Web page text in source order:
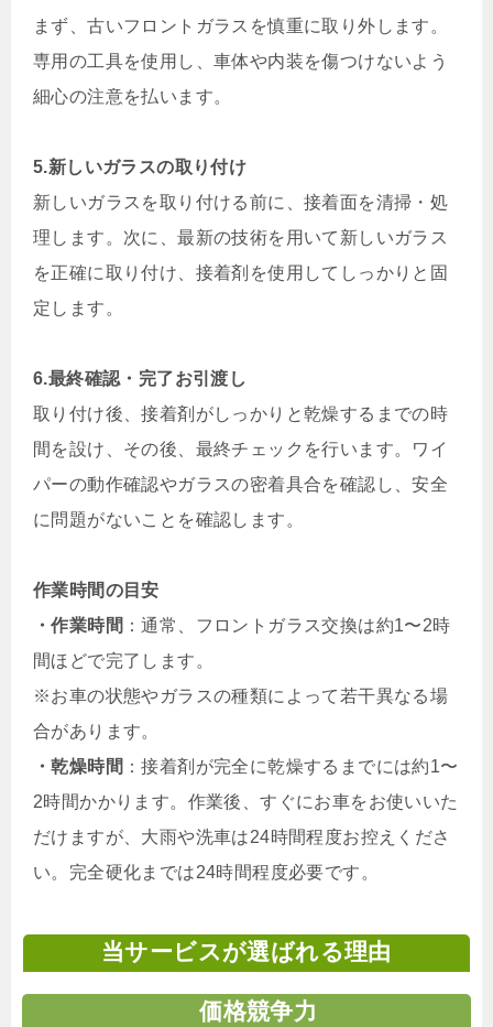
まず、古いフロントガラスを慎重に取り外します。
専用の工具を使用し、車体や内装を傷つけないよう
細心の注意を払います。
5.新しいガラスの取り付け
新しいガラスを取り付ける前に、接着面を清掃・処
理します。次に、最新の技術を用いて新しいガラス
を正確に取り付け、接着剤を使用してしっかりと固
定します。
6.最終確認・完了お引渡し
取り付け後、接着剤がしっかりと乾燥するまでの時
間を設け、その後、最終チェックを行います。ワイ
パーの動作確認やガラスの密着具合を確認し、安全
に問題がないことを確認します。
作業時間の目安
・作業時間 ：通常、フロントガラス交換は約1〜2時
間ほどで完了します。
※お車の状態やガラスの種類によって若干異なる場
合があります。
・乾燥時間 ：接着剤が完全に乾燥するまでには約1〜
2時間かかります。作業後、すぐにお車をお使いいた
だけますが、大雨や洗車は24時間程度お控えくださ
い。完全硬化までは24時間程度必要です。
当サービスが選ばれる理由
価格競争力